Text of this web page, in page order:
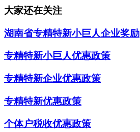
大家还在关注
湖南省专精特新小巨人企业奖励
专精特新小巨人优惠政策
专精特新企业优惠政策
专精特新优惠政策
个体户税收优惠政策